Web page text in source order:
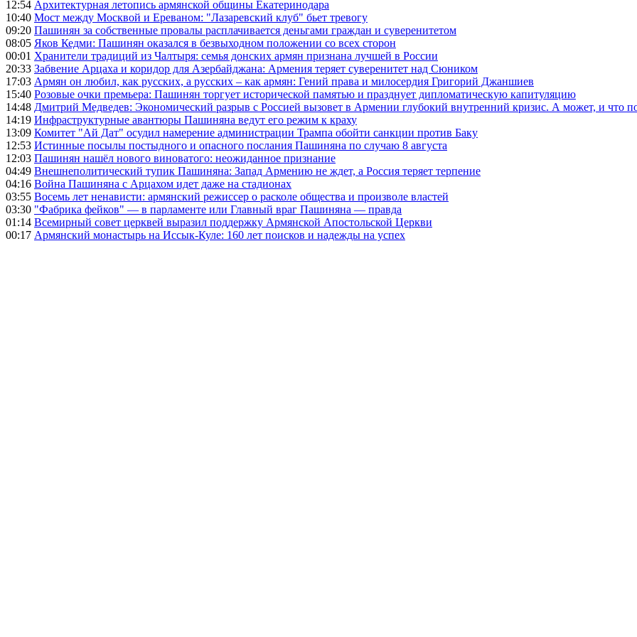
12:54 Архитектурная летопись армянской общины Екатеринодара
10:40 Мост между Москвой и Ереваном: "Лазаревский клуб" бьет тревогу
09:20 Пашинян за собственные провалы расплачивается деньгами граждан и суверенитетом
08:05 Яков Кедми: Пашинян оказался в безвыходном положении со всех сторон
00:01 Хранители традиций из Чалтыря: семья донских армян признана лучшей в России
20:33 Забвение Арцаха и коридор для Азербайджана: Армения теряет суверенитет над Сюником
17:03 Армян он любил, как русских, а русских – как армян: Гений права и милосердия Григорий Джаншиев
15:40 Розовые очки премьера: Пашинян торгует исторической памятью и празднует дипломатическую капитуляцию
14:48 Дмитрий Медведев: Экономический разрыв с Россией вызовет в Армении глубокий внутренний кризис. А может, и что
14:19 Инфраструктурные авантюры Пашиняна ведут его режим к краху
13:09 Комитет "Ай Дат" осудил намерение администрации Трампа обойти санкции против Баку
12:53 Истинные посылы постыдного и опасного послания Пашиняна по случаю 8 августа
12:03 Пашинян нашёл нового виноватого: неожиданное признание
04:49 Внешнеполитический тупик Пашиняна: Запад Армению не ждет, а Россия теряет терпение
04:16 Война Пашиняна с Арцахом идет даже на стадионах
03:55 Восемь лет ненависти: армянский режиссер о расколе общества и произволе властей
03:30 "Фабрика фейков" — в парламенте или Главный враг Пашиняна — правда
01:14 Всемирный совет церквей выразил поддержку Армянской Апостольской Церкви
00:17 Армянский монастырь на Иссык-Куле: 160 лет поисков и надежды на успех